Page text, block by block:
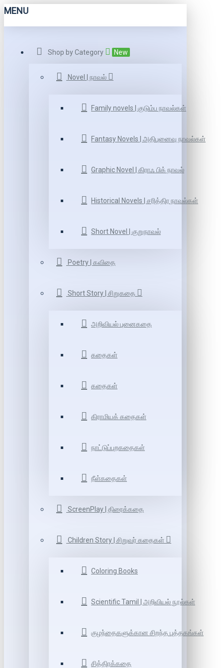
MENU
Shop by Category New
Novel | நாவல்
Family novels | குடும்ப நாவல்கள்
Fantasy Novels | அதிபுனைவு நாவல்கள்
Graphic Novel | கிராஃ பிக் நாவல்
Historical Novels | சரித்திர நாவல்கள்
Short Novel | குறுநாவல்
Poetry | கவிதை
Short Story | சிறுகதை
அறிவியல் புனைகதை
கதைகள்
கதைகள்
கிராமியக் கதைகள்
நாட்டுப்புறகதைகள்
நீள்கதைகள்
ScreenPlay | திரைக்கதை
Children Story | சிறுவர் கதைகள்
Coloring Books
Scientific Tamil | அறிவியல் நூல்கள்
குழந்தைகளுக்கான சிறந்த புத்தகங்கள்
சித்திரக்கதை